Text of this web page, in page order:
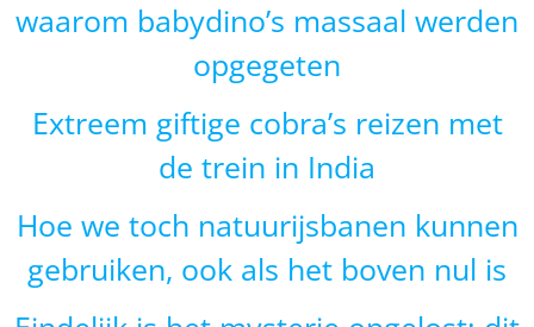
waarom babydino’s massaal werden
opgegeten
Extreem giftige cobra’s reizen met
de trein in India
Hoe we toch natuurijsbanen kunnen
gebruiken, ook als het boven nul is